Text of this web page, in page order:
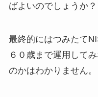
ばよいのでしょうか？
最終的にはつみたて
６０歳まで運用して
のかはわかりません。